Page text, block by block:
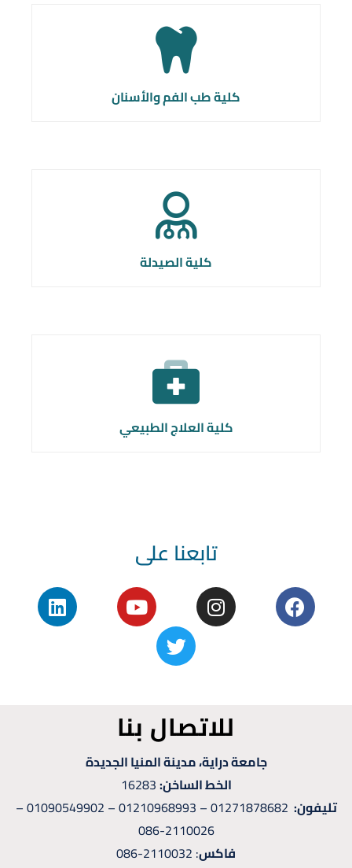
كلية طب الفم والأسنان
كلية الصيدلة
كلية العلاج الطبيعي
تابعنا على
للاتصال بنا
جامعة دراية، مدينة المنيا الجديدة
الخط الساخن:
تليفون:
01271878682 – 01210968993 – 01090549902 –
2110026-086
فاكس: 2110032-086